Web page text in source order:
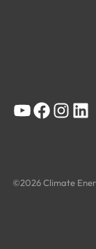
YouTube
©2026 Climate